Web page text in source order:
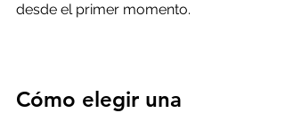
desde el primer momento.
Cómo elegir una